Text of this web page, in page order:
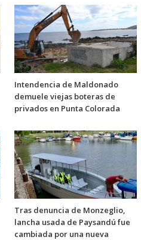
Intendencia de Maldonado
demuele viejas boteras de
privados en Punta Colorada
Tras denuncia de Monzeglio,
lancha usada de Paysandú fue
cambiada por una nueva